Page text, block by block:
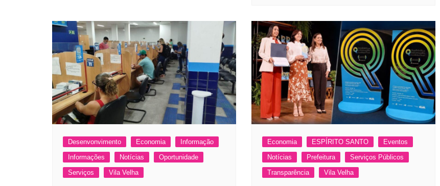
Desenvonvimento Economia
Informação
Informações
Notícias
Oportunidade
Serviços
Vila Velha
Economia ESPÍRITO SANTO
Eventos
Notícias
Prefeitura
Serviços Públicos
Transparência
Vila Velha